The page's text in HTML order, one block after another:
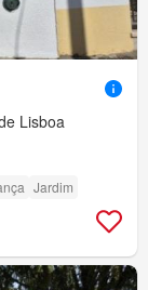
Lisboa
Jardim